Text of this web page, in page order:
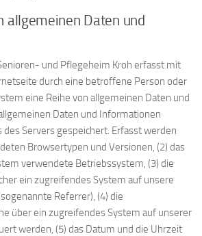
allgemeinen Daten und
und Pflegeheim Kroh erfasst mit
durch eine betroffene Person oder
eine Reihe von allgemeinen Daten und
Daten und Informationen
Servers gespeichert. Erfasst werden
Browsertypen und Versionen, (2) das
verwendete Betriebssystem, (3) die
ein zugreifendes System auf unsere
Referrer), (4) die
über ein zugreifendes System auf unserer
werden, (5) das Datum und die Uhrzeit